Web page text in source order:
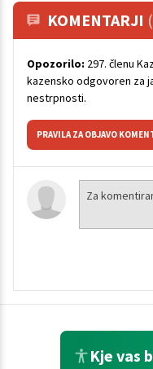
KOMENTARJI
Opozorilo: 297. členu
kazensko odgovoren za
nestrpnosti.
PRAVILA ZA OBJAVO
Kje vas